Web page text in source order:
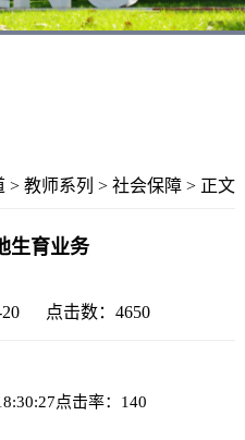
>教师系列 >社会保障 > 正文
生育业务
20 点击数： 4650
点击率：140